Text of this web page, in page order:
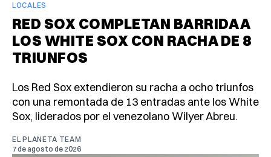
LOCALES
RED SOX COMPLETAN BARRIDA A
LOS WHITE SOX CON RACHA DE 8
TRIUNFOS
Los Red Sox extendieron su racha a ocho triunfos
con una remontada de 13 entradas ante los White
Sox, liderados por el venezolano Wilyer Abreu.
EL PLANETA TEAM
7 de agosto de 2026